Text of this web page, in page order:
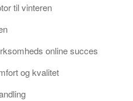
til vinteren
online succes
og kvalitet